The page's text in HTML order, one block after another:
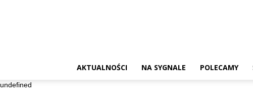
AKTUALNOŚCI NA SYGNALE POLECAMY
undefined